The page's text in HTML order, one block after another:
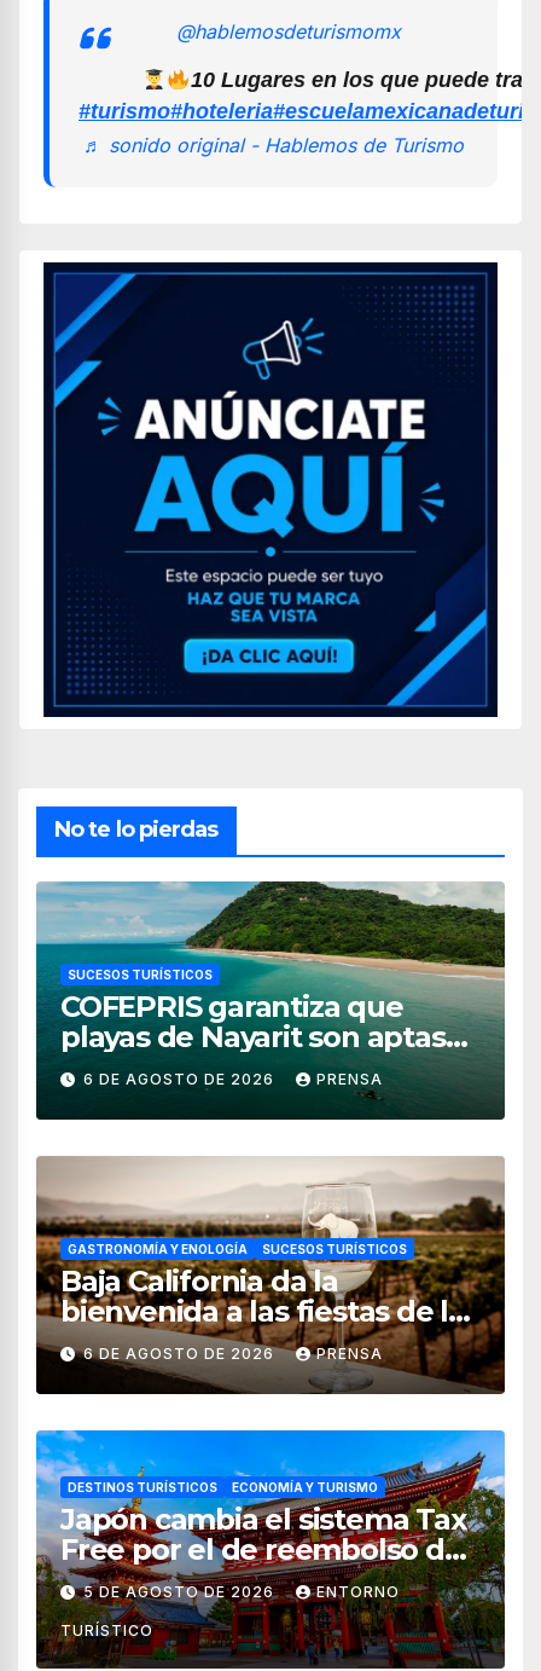
@hablemosdeturismomx
10 Lugares en los que puede
#turismo#hoteleria
♬ sonido original - Hablemos de Turismo
No te lo pierdas
SUCESOS TURÍSTICOS
COFEPRIS garantiza que
playas de Nayarit son aptas
para uso recreativo
6 DE AGOSTO DE 2026 PRENSA
GASTRONOMÍA Y ENOLOGÍA SUCESOS TURÍSTICOS
Baja California da la
bienvenida a las fiestas de la
vendimia 2026
6 DE AGOSTO DE 2026 PRENSA
DESTINOS TURÍSTICOS ECONOMÍA Y TURISMO
Japón cambia el sistema Tax
Free por el de reembolso de
impuestos desde noviembre
de 2026
5 DE AGOSTO DE 2026 ENTORNO
TURÍSTICO